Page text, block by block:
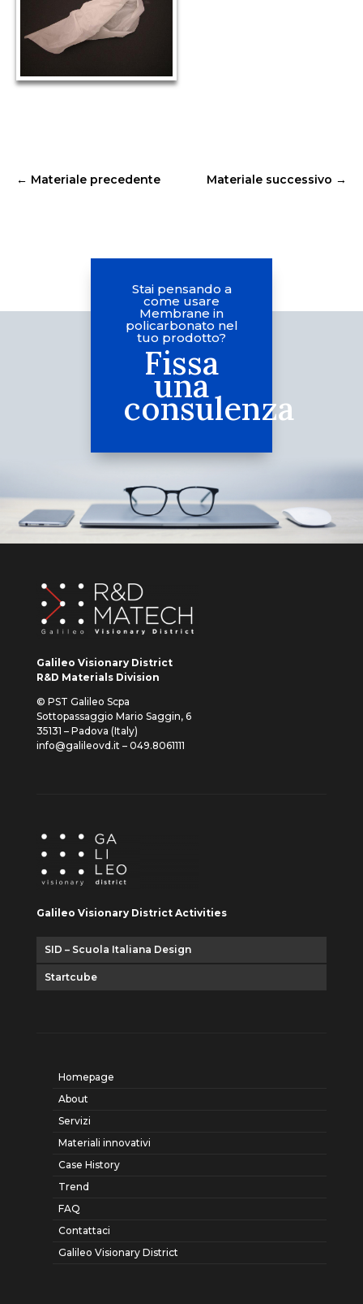
← Materiale precedente Materiale successivo →
Stai pensando a
come usare
Membrane in
policarbonato nel
tuo prodotto?
Fissa
una
consulenza
Galileo Visionary District
R&D Materials Division
© PST Galileo Scpa
Sottopassaggio Mario Saggin, 6
35131 – Padova (Italy)
info@galileovd.it – 049.8061111
Galileo Visionary District Activities
SID – Scuola Italiana Design
Startcube
Homepage
About
Servizi
Materiali innovativi
Case History
Trend
FAQ
Contattaci
Galileo Visionary District